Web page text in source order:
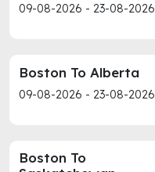
09-08-2026 - 23-08-2026
Boston To Alberta
09-08-2026 - 23-08-2026
Boston To